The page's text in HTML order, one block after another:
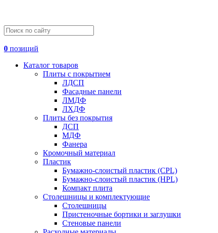
0 позиций
Каталог товаров
Плиты с покрытием
ЛДСП
Фасадные панели
ЛМДФ
ЛХДФ
Плиты без покрытия
ДСП
МДФ
Фанера
Кромочный материал
Пластик
Бумажно-слоистый пластик (CPL)
Бумажно-слоистый пластик (HPL)
Компакт плита
Столешницы и комплектующие
Столешницы
Пристеночные бортики и заглушки
Стеновые панели